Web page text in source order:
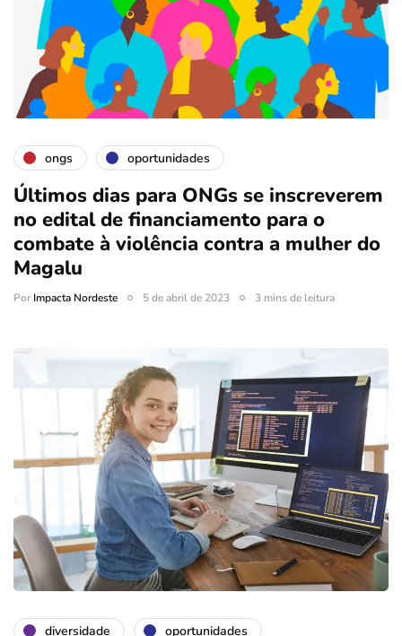
ongs oportunidades
Últimos dias para ONGs se inscreverem
no edital de financiamento para o
combate à violência contra a mulher do
Magalu
PorImpacta Nordeste 5 de abril de 2023 3 mins de leitura
diversidade oportunidades